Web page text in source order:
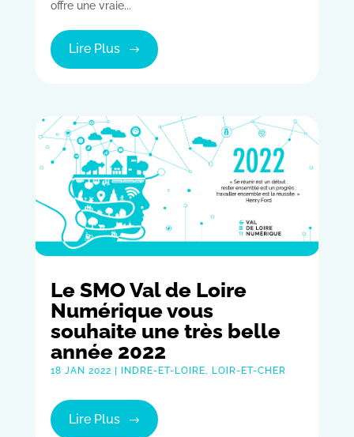
offre une vraie...
Lire Plus
Le SMO Val de Loire
Numérique vous
souhaite une très belle
année 2022
18 JAN 2022 INDRE-ET-LOIRE, LOIR-ET-CHER
Lire Plus